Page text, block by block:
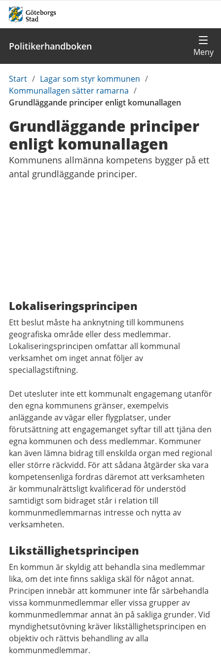
Politikerhandboken
Du
är
här:
Start / Lagar som styr kommunen /
Kommunallagen sätter ramarna /
Grundläggande principer enligt komunallagen
Grundläggande principer
enligt komunallagen
Kommunens allmänna kompetens bygger på ett
antal grundläggande principer.
Lokaliseringsprincipen
Ett beslut måste ha anknytning till kommunens
geografiska område eller dess medlemmar.
Lokaliseringsprincipen omfattar all kommunal
verksamhet om inget annat följer av
speciallagstiftning.
Det utesluter inte ett kommunalt engagemang utanför
den egna kommunens gränser, exempelvis
anläggande av vägar eller flygplatser, under
förutsättning att engagemanget syftar till att tjäna den
egna kommunen och dess medlemmar. Kommuner
kan även lämna bidrag till enskilda organ med regional
eller större räckvidd. För att sådana åtgärder ska vara
kompetensenliga fordras däremot att verksamheten
är kommunalrättsligt kvalificerad för understöd
samtidigt som bidraget står i relation till
kommunmedlemmarnas intresse och nytta av
verksamheten.
Likställighetsprincipen
En kommun är skyldig att behandla sina medlemmar
lika, om det inte finns sakliga skäl för något annat.
Principen innebär att kommuner inte får särbehandla
vissa kommunmedlemmar eller vissa grupper av
kommunmedlemmar annat än på sakliga grunder. Vid
myndighetsutövning kräver likställighetsprincipen en
objektiv och rättvis behandling av alla
kommunmedlemmar.